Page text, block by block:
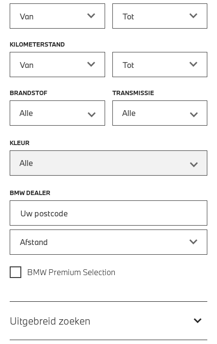
KILOMETERSTAND
BRANDSTOF
Alle
TRANSMISSIE
Alle
KLEUR
Alle
BMW DEALER
BMW Premium Selection
Uitgebreid zoeken